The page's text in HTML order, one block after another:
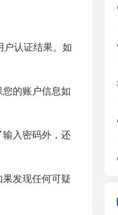
户认证结果。如
的账户信息如
入密码外，还
发现任何可疑